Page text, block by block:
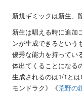
新規ギミックは新生、
新生は唱える時に追加
ンが生成できるという
優秀な能力を持ってい
体出てくることになる
生成されるのは1/1とは
モンドラク》《荒野の